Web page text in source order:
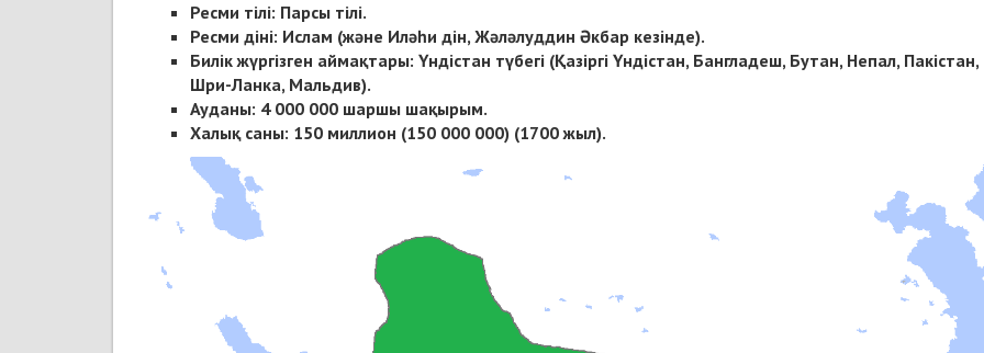
Ресми тілі: Парсы тілі.
Ресми діні: Ислам (және Иләһи дін, Жәләлуддин Әкбар кезінде).
Билік жүргізген аймақтары: Үндістан түбегі (Қазіргі Үндістан, Бангладеш, Бутан, Непал, Пакістан,
Шри-Ланка, Мальдив).
Ауданы: 4 000 000 шаршы шақырым.
Халық саны: 150 миллион (150 000 000) (1700 жыл).